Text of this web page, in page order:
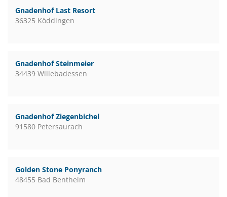
Gnadenhof Last Resort
36325 Köddingen
Gnadenhof Steinmeier
34439 Willebadessen
Gnadenhof Ziegenbichel
91580 Petersaurach
Golden Stone Ponyranch
48455 Bad Bentheim